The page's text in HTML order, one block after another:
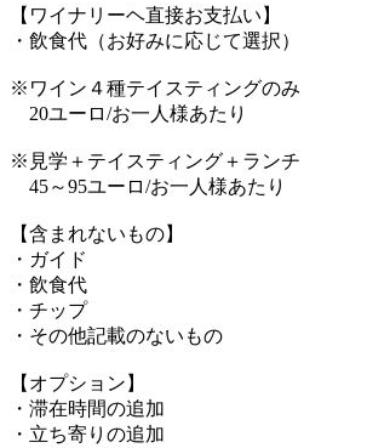
【ワイナリーヘ直接お支払い】
・飲食代（お好みに応じて選択）
※ワイン４種テイスティングのみ
20ユーロ/お一人様あたり
※見学＋テイスティング＋ランチ
45～95ユーロ/お一人様あたり
【含まれないもの】
・ガイド
・飲食代
・チップ
・その他記載のないもの
【オプション】
・滞在時間の追加
・立ち寄りの追加